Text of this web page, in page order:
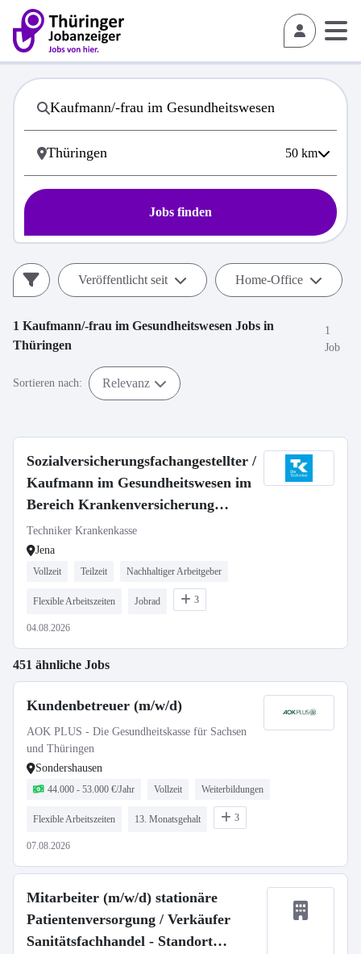
50 km
Jobs finden
Veröffentlicht seit Home-Office
1 Kaufmann/-frau im Gesundheitswesen Jobs in
Thüringen
1
Job
Sortieren nach: Relevanz
Sozialversicherungsfachangestellter /
Kaufmann im Gesundheitswesen im
Bereich Krankenversicherung
(m/w/d)
Techniker Krankenkasse
Jena
Vollzeit Teilzeit Nachhaltiger Arbeitgeber
Flexible Arbeitszeiten Jobrad 3
04.08.2026
451 ähnliche Jobs
Kundenbetreuer (m/w/d)
AOK PLUS - Die Gesundheitskasse für Sachsen
und Thüringen
Sondershausen
44.000 - 53.000 €/Jahr Vollzeit Weiterbildungen
Flexible Arbeitszeiten 13. Monatsgehalt 3
07.08.2026
Mitarbeiter (m/w/d) stationäre
Patientenversorgung / Verkäufer
Sanitätsfachhandel - Standort